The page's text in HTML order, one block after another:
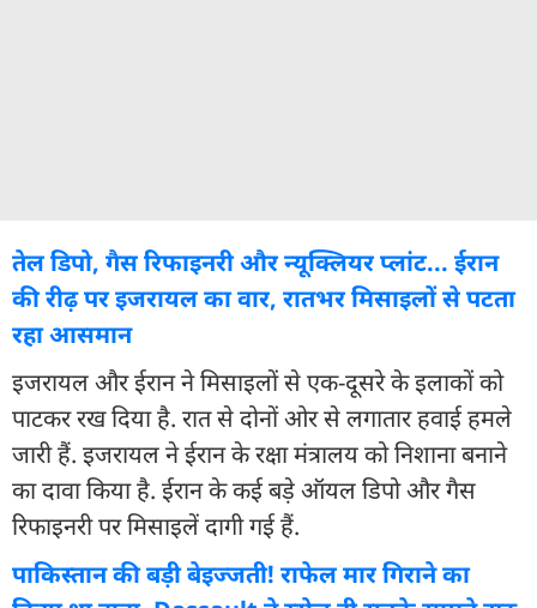
तेल डिपो, गैस रिफाइनरी और न्यूक्लियर प्लांट... ईरान
की रीढ़ पर इजरायल का वार, रातभर मिसाइलों से पटता
रहा आसमान
इजरायल और ईरान ने मिसाइलों से एक-दूसरे के इलाकों को
पाटकर रख दिया है. रात से दोनों ओर से लगातार हवाई हमले
जारी हैं. इजरायल ने ईरान के रक्षा मंत्रालय को निशाना बनाने
का दावा किया है. ईरान के कई बड़े ऑयल डिपो और गैस
रिफाइनरी पर मिसाइलें दागी गई हैं.
पाकिस्तान की बड़ी बेइज्जती! राफेल मार गिराने का